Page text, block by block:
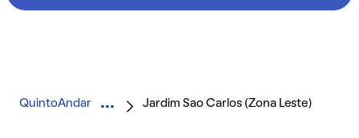
QuintoAndar Jardim Sao Carlos (Zona Leste)